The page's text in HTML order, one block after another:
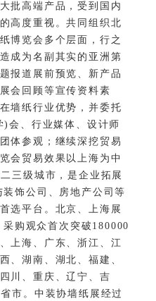
批高端产品，受到国内
高度重视。共同组织北
博览会多个层面，行之
成为名副其实的亚洲第
报道展前预览、新产品
会回顾等宣传资料素
墙纸行业优势，并委托
会、行业媒体、设计师
体参观；继续深挖贸易
会贸易效果以上海为中
三级城市，是企业拓展
饰公司、房地产公司等
选平台。北京、上海展
购观众首次突破180000
上海、广东、浙江、江
、湖南、湖北、福建、
川、重庆、辽宁、吉
市。中装协墙纸展经过